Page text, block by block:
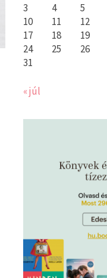
3
4 5
10
11 12
17
18 19
24
25 26
31
« júl